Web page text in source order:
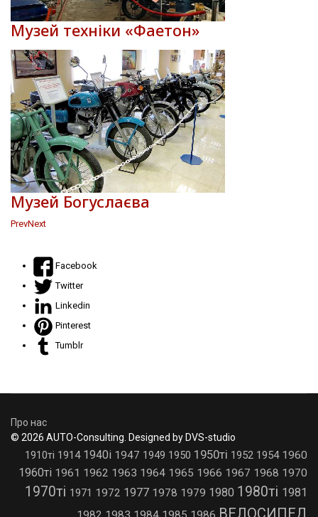
Музей техніки «Фаетон»
Музей Богуслаєва
PrevNext
Facebook
Twitter
Linkedin
Pinterest
Tumblr
Про нас
© 2026 AUTO-Consulting. Designed by DVS-studio
1910ті 1914 1940і 1947 1949 1950 1950ті 1952 1954 1960
1960ті 1961 1962 1963 1964 1965 1966 1967 1968 1970
1970ті 1971 1972 1977 1978 1979 1980 1980ті 1981
ВЕЛОСИПЕД